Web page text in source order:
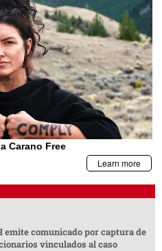
emite comunicado por captura de
vinculados al caso